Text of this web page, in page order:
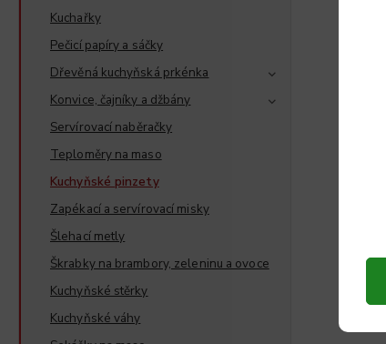
Kuchařky
Pečicí papíry a sáčky
Dřevěná kuchyňská prkénka
Konvice, čajníky a džbány
Servírovací naběračky
Teploměry na maso
Kuchyňské pinzety
Zapékací a servírovací misky
Šlehací metly
Škrabky na brambory, zeleninu a ovoce
Kuchyňské stěrky
Kuchyňské váhy